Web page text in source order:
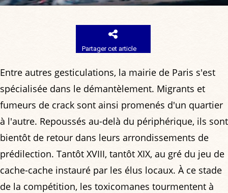
Partager cet article
Entre autres gesticulations, la mairie de Paris s'est
spécialisée dans le démantèlement. Migrants et
fumeurs de crack sont ainsi promenés d'un quartier
à l'autre. Repoussés au-delà du périphérique, ils sont
bientôt de retour dans leurs arrondissements de
prédilection. Tantôt XVIII, tantôt XIX, au gré du jeu de
cache-cache instauré par les élus locaux. À ce stade
de la compétition, les toxicomanes tourmentent à